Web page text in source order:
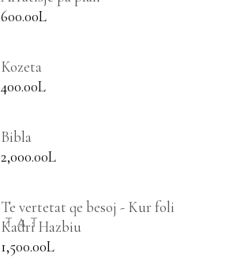
600.00L
Kozeta
400.00L
Bibla
2,000.00L
Te vertetat qe besoj - Kur foli
Kadri Hazbiu
1,500.00L